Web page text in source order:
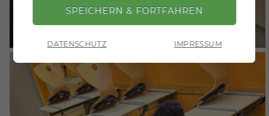
DATENSCHUTZ IMPRESSUM